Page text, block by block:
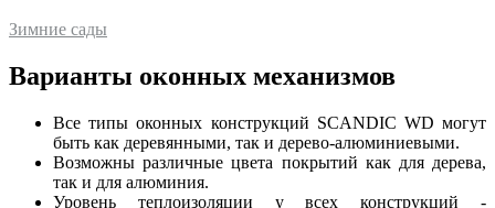
Зимние сады
Варианты оконных механизмов
Все типы оконных конструкций SCANDIC WD могут
быть как деревянными, так и дерево-алюминиевыми.
Возможны различные цвета покрытий как для дерева,
так и для алюминия.
Уровень теплоизоляции у всех конструкций -